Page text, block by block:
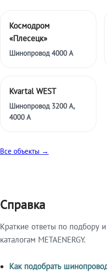
Космодром
«Плесецк»
Шинопровод 4000 А
Kvartal WEST
Шинопровод 3200 А,
4000 А
Все объекты →
Справка
Краткие ответы по подбору
каталогам METAENERGY.
Как подобрать